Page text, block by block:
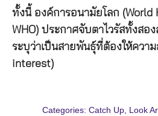
ทั้งนี้ องค์การอนามัยโลก
WHO) ประกาศจับตาไวรัสทั้งสอ
ระบุว่าเป็นสายพันธุ์ที่ต้องให้ควา
interest)
Categories: Catch Up, Look